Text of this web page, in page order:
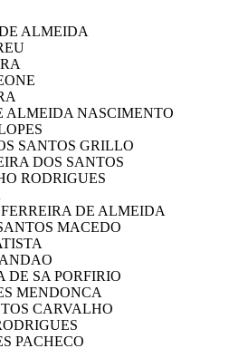
ALMEIDA
ALMEIDA NASCIMENTO
SANTOS GRILLO
DOS SANTOS
RODRIGUES
DE ALMEIDA
MACEDO
DE SA PORFIRIO
MENDONCA
CARVALHO
PACHECO